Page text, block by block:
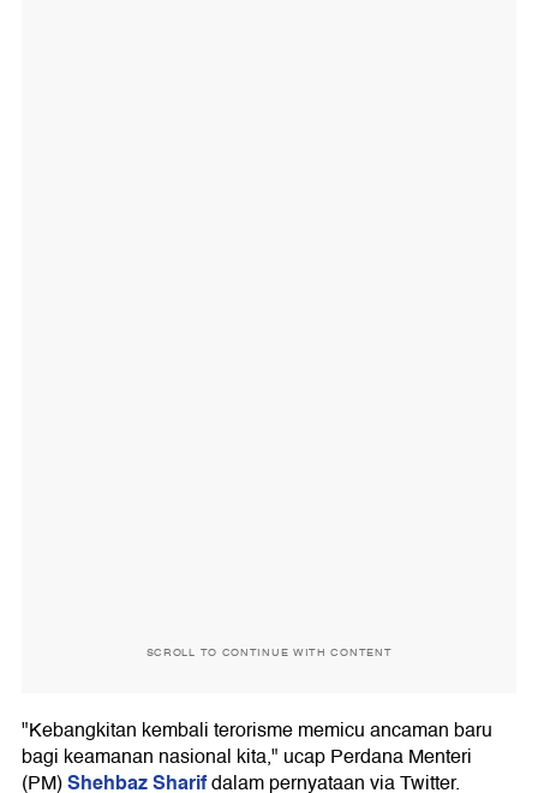
SCROLL TO CONTINUE WITH CONTENT
"Kebangkitan kembali terorisme memicu ancaman baru
bagi keamanan nasional kita," ucap Perdana Menteri
(PM)Shehbaz Sharifdalam pernyataan via Twitter.